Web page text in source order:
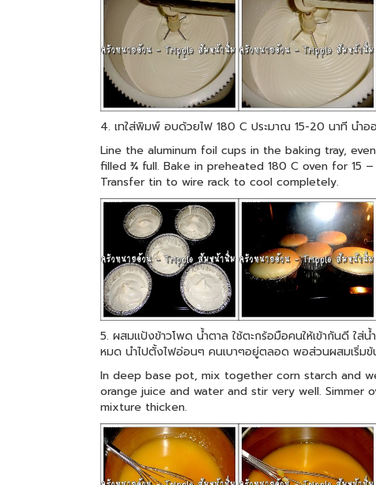
4. เทใส่พิมพ์ อบด้วยไฟ 180 C ประมาณ 15-20 นาที นำอ
Line the aluminum foil cups in the baking tray,
filled ¾ full. Bake in preheated 180 C oven for 15
Transfer tin to wire rack to cool completely.
5. ผสมแป้งข้าวโพด น้ำตาล ใช้ตะกร้อมือคนให้เข้ากันดี ใส่
หมด นำไปตั้งไฟอ่อนๆ คนเบาๆอยู่ตลอด พอส่วนผสมเริ่มข้
In deep base pot, mix together corn starch and
orange juice and water and stir very well.
mixture thicken.